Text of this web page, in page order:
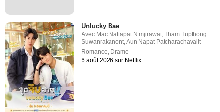
Unlucky Bae
Avec Mac Nattapat Nimjirawat,Tham Tupthong
Suwanrakanont,Aun Napat Patcharachavalit
Romance, Drame
6 août 2026 sur Netflix